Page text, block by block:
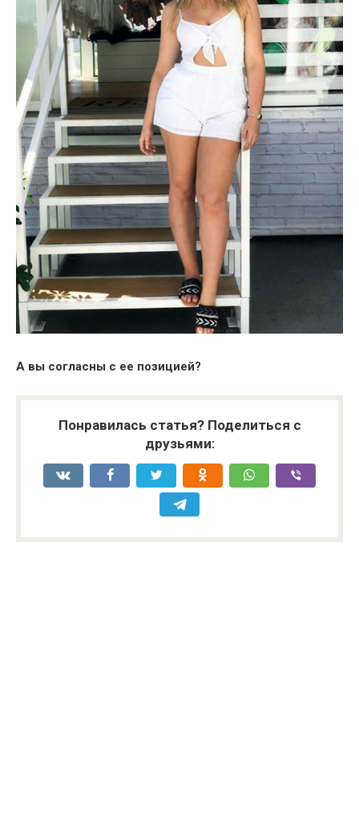
А вы согласны с ее позицией?
Понравилась статья? Поделиться с
друзьями: